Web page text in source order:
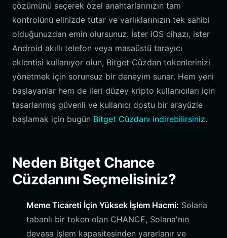
çözümünü seçerek özel anahtarlarınızın tam
kontrolünü elinizde tutar ve varlıklarınızın tek sahibi
olduğunuzdan emin olursunuz. İster iOS cihazı, ister
Android akıllı telefon veya masaüstü tarayıcı
eklentisi kullanıyor olun, Bitget Cüzdan tokenlerinizi
yönetmek için sorunsuz bir deneyim sunar. Hem yeni
başlayanlar hem de ileri düzey kripto kullanıcıları için
tasarlanmış güvenli ve kullanıcı dostu bir arayüzle
başlamak için bugün Bitget Cüzdanı indirebilirsiniz.
Neden Bitget Chance
Cüzdanını Seçmelisiniz?
Meme Ticareti İçin Yüksek İşlem Hacmi: Solana
tabanlı bir token olan CHANCE, Solana'nın
devasa işlem kapasitesinden yararlanır ve